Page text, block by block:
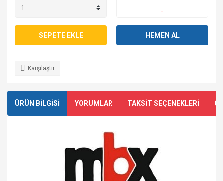
SEPETE EKLE HEMEN AL
Karşılaştır
ÜRÜN BİLGİSİ YORUMLAR TAKSİT SEÇENEKLERİ